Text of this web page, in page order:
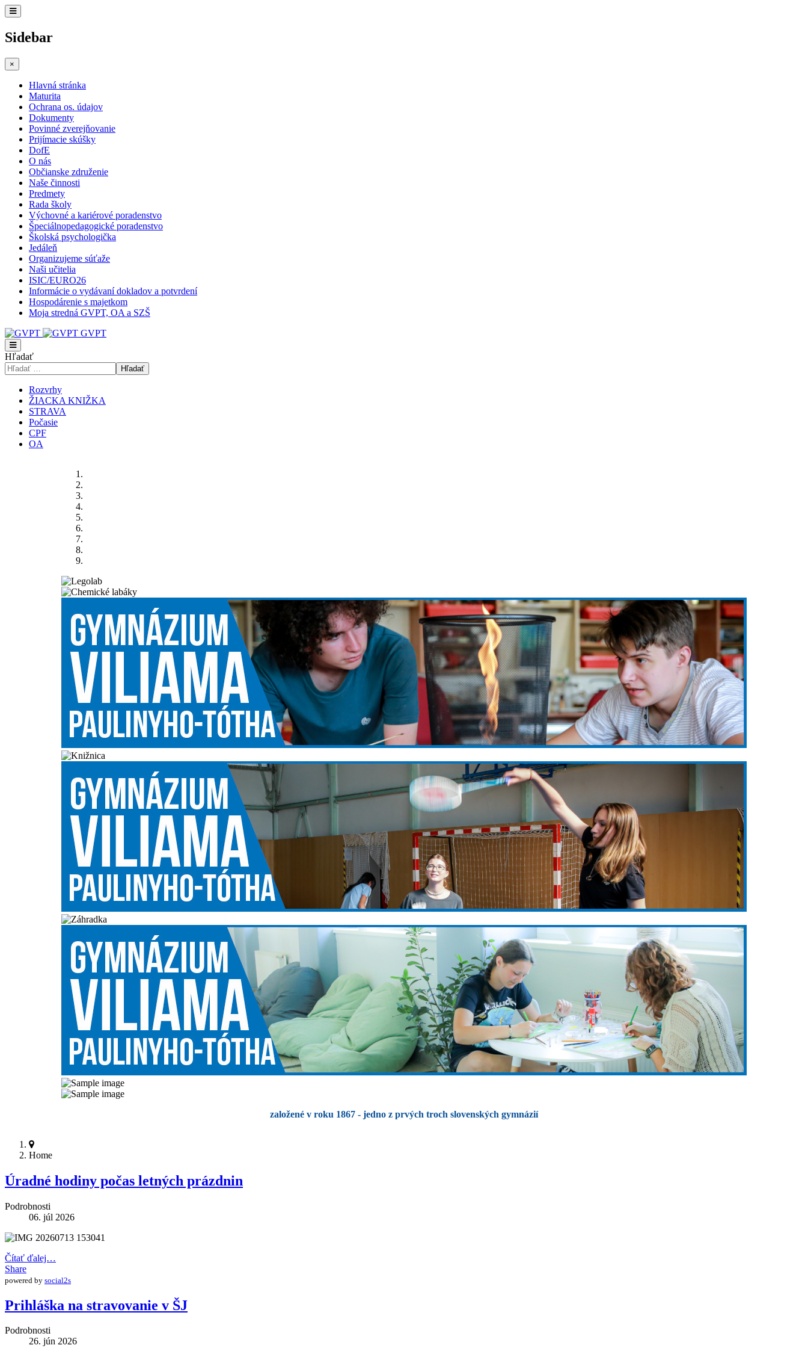
Sidebar
×
Hlavná stránka
Maturita
Ochrana os. údajov
Dokumenty
Povinné zverejňovanie
Prijímacie skúšky
DofE
O nás
Občianske združenie
Naše činnosti
Predmety
Rada školy
Výchovné a kariérové poradenstvo
Špeciálnopedagogické poradenstvo
Školská psychologička
Jedáleň
Organizujeme súťaže
Naši učitelia
ISIC/EURO26
Informácie o vydávaní dokladov a potvrdení
Hospodárenie s majetkom
Moja stredná GVPT, OA a SZŠ
GVPT
Hľadať
Hľadať
Rozvrhy
ŽIACKA KNIŽKA
STRAVA
Počasie
CPF
OA
založené v roku 1867 - jedno z prvých troch slovenských gymnázií
Home
Úradné hodiny počas letných prázdnin
Podrobnosti
06. júl 2026
Čítať ďalej…
Share
powered by social2s
Prihláška na stravovanie v ŠJ
Podrobnosti
26. jún 2026